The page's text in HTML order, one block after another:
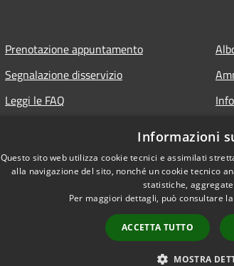
Prenotazione appuntamento
Segnalazione disservizio
Leggi le FAQ
Informazioni
Questo sito web utilizza cookie tecnici e assimilati
alla navigazione del sito, nonché un cookie tecnico
statistiche,
Per maggiori dettagli, può consultare
ACCETTA TUTTO
MOSTRA